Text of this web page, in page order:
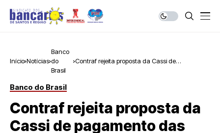
Início Notícias
Banco
do
Brasil
Contraf rejeita proposta da Cassi de
Banco do Brasil
Contraf rejeita proposta da
Cassi de pagamento das